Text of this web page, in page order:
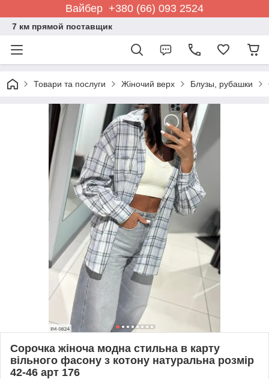
Вайбер +380 (66) 093 2524
7 км прямой поставщик
Товари та послуги Жіночий верх Блузы, рубашки
Сорочка жіноча модна стильна в карту
вільного фасону з котону натуральна розмір
42-46 арт 176